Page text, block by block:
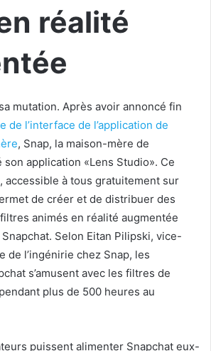
réalité
mutation. Après avoir annoncé fin
de l’interface de l’application de
, Snap, la maison-mère de
son application «Lens Studio». Ce
accessible à tous gratuitement sur
de créer et de distribuer des
animés en réalité augmentée
Selon Eitan Pilipski, vice-
de l’ingénirie chez Snap, les
s’amusent avec les filtres de
plus de 500 heures au
puissent alimenter Snapchat eux-